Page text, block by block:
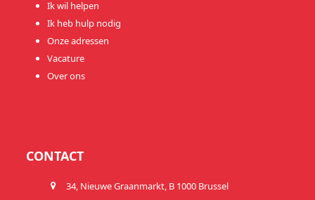
Ik wil helpen
Ik heb hulp nodig
Onze adressen
Vacature
Over ons
CONTACT
34, Nieuwe Graanmarkt, B 1000 Brussel